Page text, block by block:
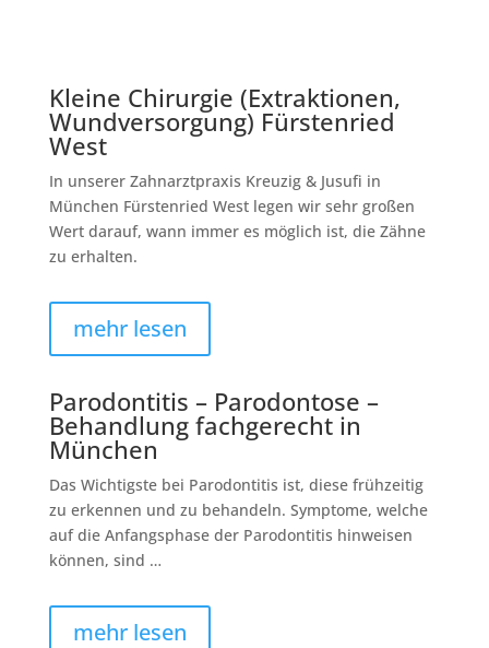
Kleine Chirurgie (Extraktionen,
Wundversorgung) Fürstenried
West
In unserer Zahnarztpraxis Kreuzig & Jusufi in
München Fürstenried West legen wir sehr großen
Wert darauf, wann immer es möglich ist, die Zähne
zu erhalten.
mehr lesen
Parodontitis – Parodontose –
Behandlung fachgerecht in
München
Das Wichtigste bei Parodontitis ist, diese frühzeitig
zu erkennen und zu behandeln. Symptome, welche
auf die Anfangsphase der Parodontitis hinweisen
können, sind …
mehr lesen